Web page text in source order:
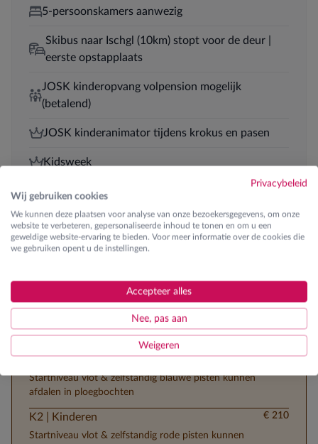
Privacybeleid
Wij gebruiken cookies
We kunnen deze plaatsen voor analyse van onze bezoekersgegevens, om onze
website te verbeteren, gepersonaliseerde inhoud te tonen en om u een
geweldige website-ervaring te bieden. Voor meer informatie over de cookies die
we gebruiken opent u de instellingen.
Accepteer alles
Nee, pas aan
Weigeren
5-persoonskamers aanwezig
Skibus naar Ischgl (10km) stopt voor de deur |
eerste opstapplaats
JOSK kinderopvang volpension mogelijk
(betalend)
JOSK kinderanimator tijdens krokus en pasen
Kidsweek
Halfpension
Skilessen
Eerste maal op de skilatten (beginner)
K1 | Kinderen
Startniveau vlot & zelfstandig blauwe pisten kunnen
afdalen in ploegbochten
€ 210
K2 | Kinderen
Startniveau vlot & zelfstandig rode pisten kunnen
€ 210